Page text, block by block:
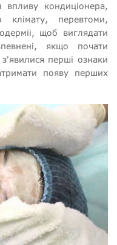
впливу кондиціонера,
клімату, перевтоми,
щоб виглядати
якщо почати
перші ознаки
появу перших